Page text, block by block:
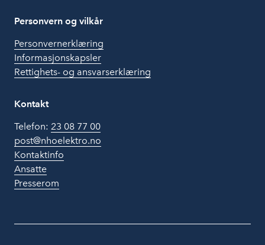
Personvern og vilkår
Personvernerklæring
Informasjonskapsler
Rettighets- og ansvarserklæring
Kontakt
Telefon: 23 08 77 00
post@nhoelektro.no
Kontaktinfo
Ansatte
Presserom